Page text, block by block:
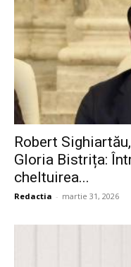
Robert
Gloria Bistrița:
cheltuirea...
Redactia - martie 31, 2026